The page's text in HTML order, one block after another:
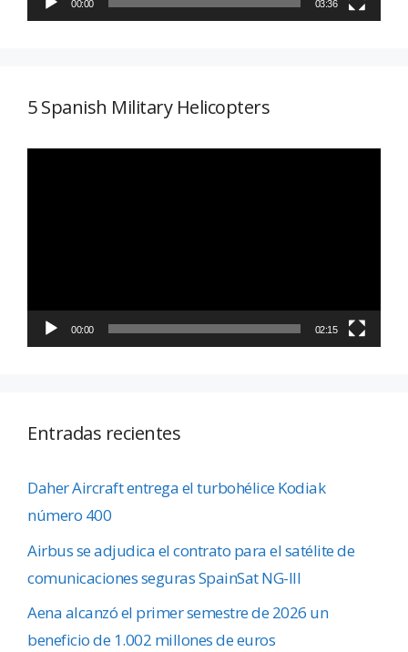
00:00 03:36
5 Spanish Military Helicopters
00:00 02:15
Entradas recientes
Daher Aircraft entrega el turbohélice Kodiak
número 400
Airbus se adjudica el contrato para el satélite de
comunicaciones seguras SpainSat NG-III
Aena alcanzó el primer semestre de 2026 un
beneficio de 1.002 millones de euros